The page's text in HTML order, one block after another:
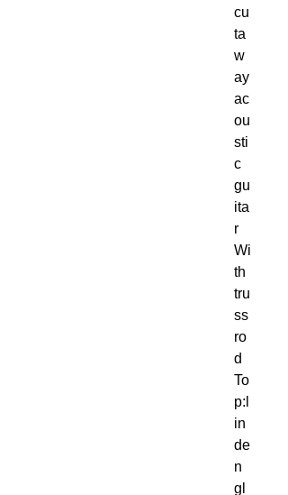
cu
ta
w
ay
ac
ou
sti
c
gu
ita
r
Wi
th
tru
ss
ro
d
To
p:l
in
de
n
gl